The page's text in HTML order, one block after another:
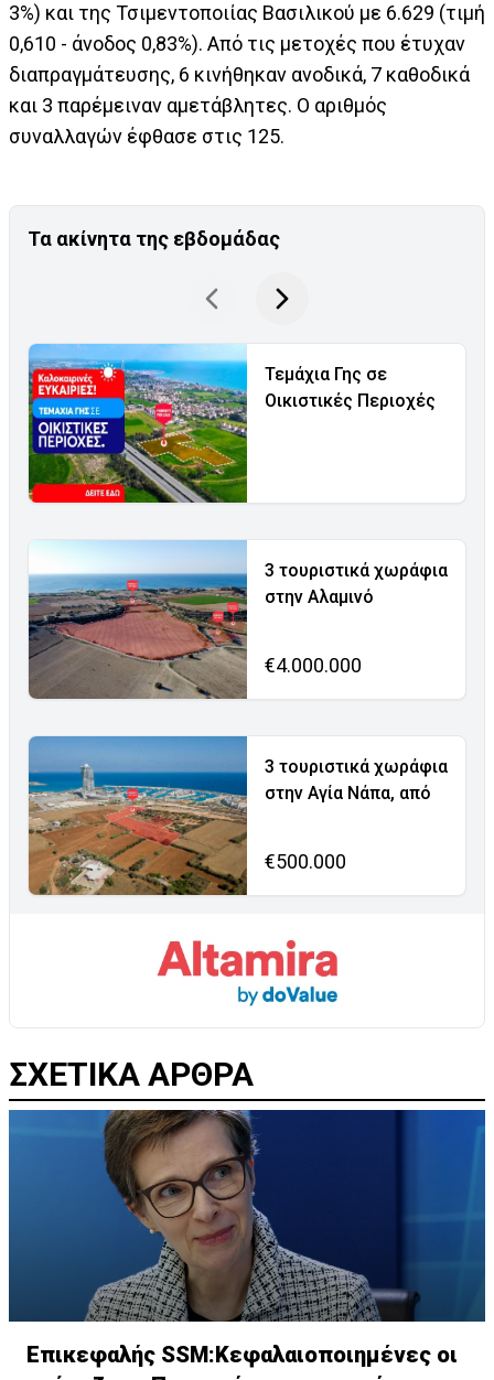
3%) και της Τσιμεντοποιίας Βασιλικού με 6.629 (τιμή
0,610 - άνοδος 0,83%). Από τις μετοχές που έτυχαν
διαπραγμάτευσης, 6 κινήθηκαν ανοδικά, 7 καθοδικά
και 3 παρέμειναν αμετάβλητες. Ο αριθμός
συναλλαγών έφθασε στις 125.
Τα ακίνητα της εβδομάδας
Τεμάχια Γης σε
Οικιστικές Περιοχές
3 τουριστικά χωράφια
στην Αλαμινό
€4.000.000
3 τουριστικά χωράφια
στην Αγία Νάπα, από
€500.000
ΣΧΕΤΙΚΑ ΑΡΘΡΑ
Επικεφαλής SSM:Κεφαλαιοποιημένες οι